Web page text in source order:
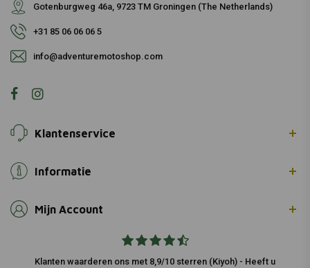
Gotenburgweg 46a, 9723 TM Groningen (The Netherlands)
+31 85 06 06 06 5
info@adventuremotoshop.com
Klantenservice
Informatie
Mijn Account
Klanten waarderen ons met 8,9/10 sterren (Kiyoh) - Heeft u